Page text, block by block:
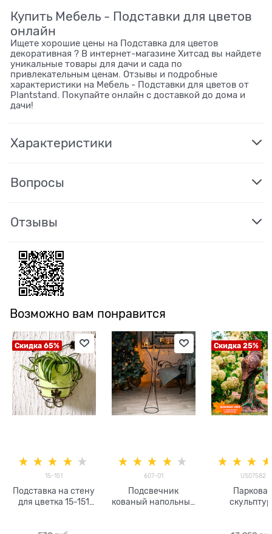
Купить Мебель - Подставки для цветов
онлайн
Ищете хорошие цены на Подставка для цветов
декоративная ? В интернет-магазине Хитсад вы найдете
уникальные товары для дачи и сада по
привлекательным ценам. Отзывы и подробные
характеристики на Мебель - Подставки для цветов от
Plantstand. Покупайте онлайн с доставкой до дома и
дачи!
Характеристики
Вопросы
Отзывы
Возможно вам понравится
Скидка 65%
15-151
Подставка на стену
для цветка 15-151
607-01
Подсвечник
кованый напольный
Скидка 25%
US07582